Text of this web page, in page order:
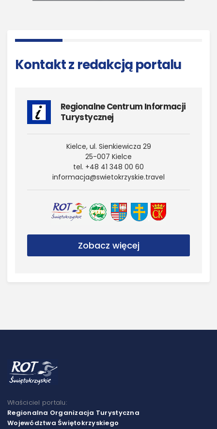
Kontakt z redakcją portalu
Regionalne Centrum Informacji
Turystycznej
Kielce, ul. Sienkiewicza 29
25-007 Kielce
tel. +48 41 348 00 60
informacja@​swietokrzyskie.​travel
Zobacz więcej
Właściciel portalu:
Regionalna Organizacja Turystyczna
Województwa Świętokrzyskiego